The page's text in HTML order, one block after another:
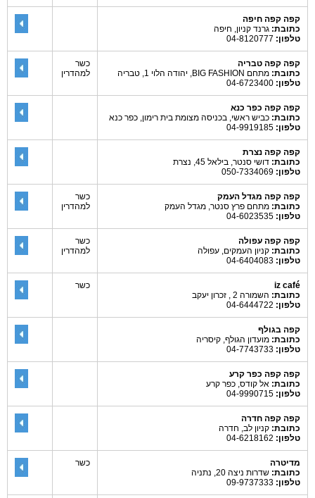
קפה קפה חיפה
כתובת: גרנד קניון, חיפה
טלפון:
קפה קפה טבריה
כתובת: מתחם BIG FASHION, יהודה הלוי 1, טבריה
טלפון:
כשר
למהדרין
קפה קפה כפר כנא
כתובת: כביש ראשי, בכניסה מצומת בית רימון, כפר כנא
טלפון:
קפה קפה נצרת
כתובת: דושי סנטר, בילאל 45, נצרת
טלפון:
קפה קפה מגדל העמק
כתובת: מתחם פרץ סנטר, מגדל העמק
טלפון:
כשר
למהדרין
קפה קפה עפולה
כתובת: קניון העמקים, עפולה
טלפון:
כשר
למהדרין
iz café
כתובת: השמורה 2 , זכרון יעקב
טלפון:
כשר
קפה בגולף
כתובת: מועדון הגולף, קיסריה
טלפון:
קפה קפה כפר קרע
כתובת: אל קודס, כפר קרע
טלפון:
קפה קפה חדרה
כתובת: קניון לב, חדרה
טלפון:
מדיטרה
כתובת: שדרות ניצה 20, נתניה
טלפון:
כשר